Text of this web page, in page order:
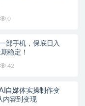
0
部手机，保底日入
稳定！
42
自媒体实操制作变
内容到变现